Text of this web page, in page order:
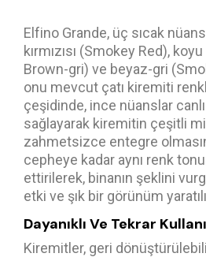
Elfino Grande, üç sıcak
kırmızısı (Smokey Red),
Brown-gri) ve beyaz-gri
onu mevcut çatı kiremiti
çeşidinde, ince nüanslar
sağlayarak kiremitin çeşitli
zahmetsizce entegre
cepheye kadar aynı renk
ettirilerek, binanın şeklini
etki ve şık bir görünüm
Dayanıklı Ve Tekrar
Kiremitler, geri